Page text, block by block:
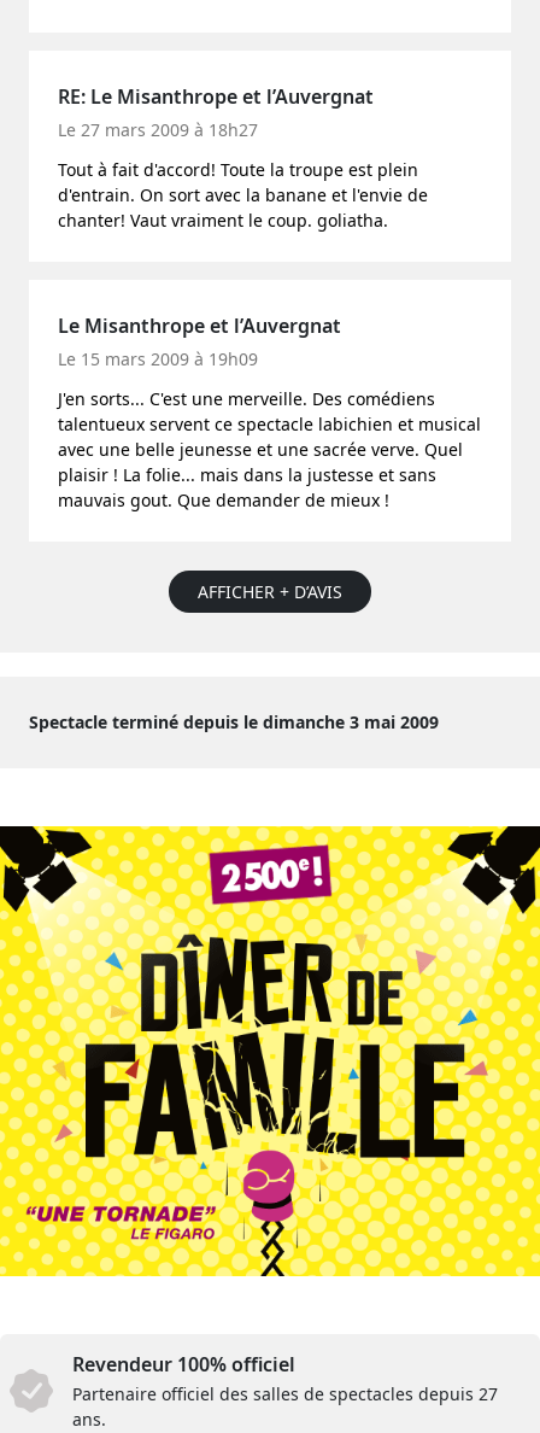
RE: Le Misanthrope et l’Auvergnat
Le 27 mars 2009 à 18h27
Tout à fait d'accord! Toute la troupe est plein
d'entrain. On sort avec la banane et l'envie de
chanter! Vaut vraiment le coup. goliatha.
Le Misanthrope et l’Auvergnat
Le 15 mars 2009 à 19h09
J'en sorts... C'est une merveille. Des comédiens
talentueux servent ce spectacle labichien et musical
avec une belle jeunesse et une sacrée verve. Quel
plaisir ! La folie... mais dans la justesse et sans
mauvais gout. Que demander de mieux !
AFFICHER + D’AVIS
Spectacle terminé depuis le dimanche 3 mai 2009
Revendeur 100% officiel
Partenaire officiel des salles de spectacles depuis 27
ans.